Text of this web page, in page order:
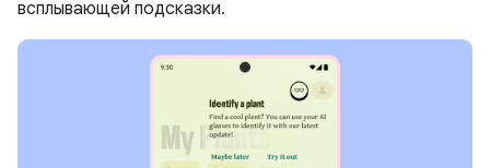
всплывающей подсказки.